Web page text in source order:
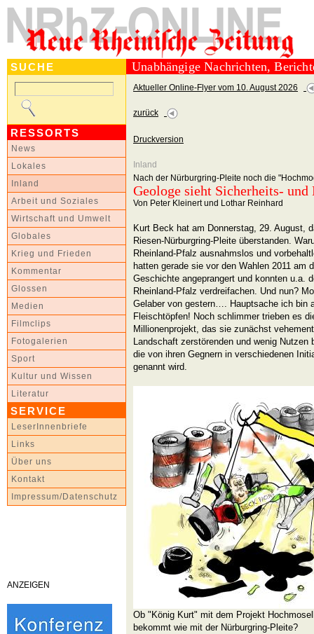
SUCHE
RESSORTS
News
Lokales
Inland
Arbeit und Soziales
Wirtschaft und Umwelt
Globales
Krieg und Frieden
Kommentar
Glossen
Medien
Filmclips
Fotogalerien
Sport
Kultur und Wissen
Literatur
SERVICE
LeserInnenbriefe
Links
Über uns
Kontakt
Impressum/Datenschutz
ANZEIGEN
Unabhängige Nachrichten,
Aktueller Online-Flyer vom 10. August 2026
zurück
Druckversion
Inland
Nach der Nürburgring-Pleite noch die
Geologe sieht Sicherheits-
Von Peter Kleinert und Lothar Reinhard
Kurt Beck hat am Donnerstag, 29. August,
Riesen-Nürburgring-Pleite überstanden.
Rheinland-Pfalz ausnahmslos und
hatten gerade sie vor den Wahlen 2011 am
Geschichte angeprangert und konnten u.a.
Rheinland-Pfalz verdreifachen. Und nun?
Gelaber von gestern…. Hauptsache ich bin
Fleischtöpfen! Noch schlimmer trieben es
Millionenprojekt, das sie zunächst
Landschaft zerstörenden und wenig Nutzen
die von ihren Gegnern in verschiedenen
genannt wird.
Ob "König Kurt" mit dem Projekt
bekommt wie mit der Nürburgring-Pleite?